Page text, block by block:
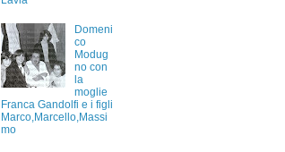
Domeni
co
Modug
no con
la
moglie
Franca Gandolfi e i figli
Marco,Marcello,Massi
mo